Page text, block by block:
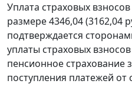
Уплата страховых
размере 4346,04 (3162,04
подтверждается
уплаты страховых
пенсионное страхование
поступления платежей от